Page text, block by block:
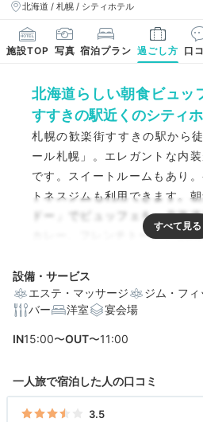
北海道 / 札幌 / シティホテル
施設TOP 写真 宿泊プラン 過ごし方 口
北海道らしい朝食ビュッ
すすきの駅近くのシティ
札幌の歓楽街すすきの駅から
ール札幌」。エレガントな内
です。スイートルームもあり
トネスジムも利用できます。
ドー」でビュッフェを。北海
カレー、フレンチトーストも好
編集部おすすめの３
道産食材を用いた美味しいビ
の朝食
設備・サービス
エステ・マッサージ
ジム・フィ
バー
洋室 宴会場
IN15:00〜OUT〜11:00
一人旅で宿泊した人の口コミ
3.5